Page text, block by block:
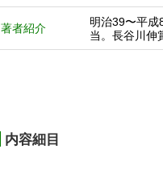
著者紹介
明治39〜平成
当。長谷川伸
内容細目